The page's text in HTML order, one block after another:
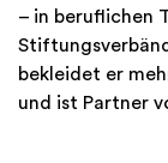
– in beruflichen
bekleidet er
und ist Partner